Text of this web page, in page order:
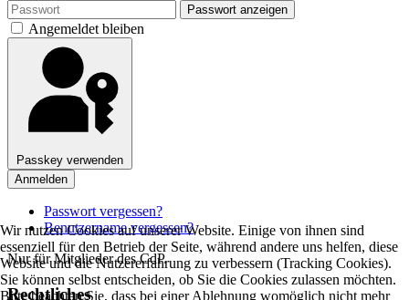
Passwort anzeigen
Angemeldet bleiben
Passkey verwenden
Anmelden
Passwort vergessen?
Benutzername vergessen?
Nur für Mitglieder des CdP.
Rechtliches
Wir nutzen Cookies auf unserer Website. Einige von ihnen sind
essenziell für den Betrieb der Seite, während andere uns helfen, diese
Website und die Nutzererfahrung zu verbessern (Tracking Cookies).
Sie können selbst entscheiden, ob Sie die Cookies zulassen möchten.
Bitte beachten Sie, dass bei einer Ablehnung womöglich nicht mehr